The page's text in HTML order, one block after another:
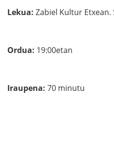
Lekua: Zabiel Kultur
Ordua: 19:00etan
Iraupena: 70 minutu